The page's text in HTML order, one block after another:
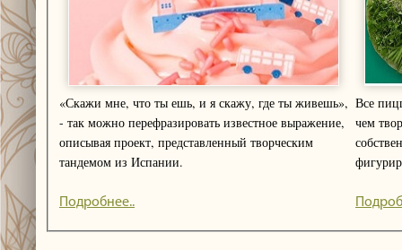
«Скажи мне, что ты ешь, и я скажу, где ты живешь»,
- так можно перефразировать известное выражение,
описывая проект, представленный творческим
тандемом из Испании.
Подробнее..
Все
чем